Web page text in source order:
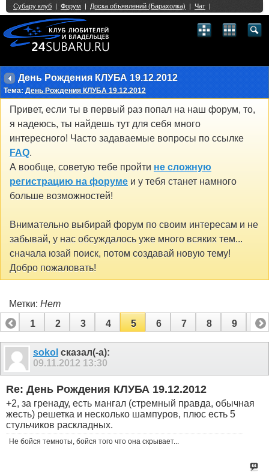
День Рождения КЛУБА 19.12.2012
Тема: День Рождения КЛУБА 19.12.2012
Привет, если ты в первый раз попал на наш форум, то,
я надеюсь, ты найдешь тут для себя много
интересного! Часто задаваемые вопросы по ссылке
FAQ.
А вообще, советую тебе пройти не сложную
регистрацию на форуме и у тебя станет намного
больше возможностей!
Внимательно выбирай форум по своим интересам и не
забывай, у нас обсуждалось уже много всяких тем...
сначала юзай поиск, потом создавай новую тему!
Добро пожаловать!
Метки: Нет
1
2 3 4 5 6 7 8 9 10
11 12 14
sokol сказал(-а):
09.11.2012 13:30
Re: День Рождения КЛУБА 19.12.2012
+2, за гренаду, есть мангал (стремный правда, обычная
жесть) решетка и несколько шампуров, плюс есть 5
стульчиков раскладных.
Не бойся темноты, бойся того что она скрывает...
Single Sign On provided byvBSSO
2 3 4 5 6 7 8 9 10 11 12 13 21 22 23 24 25 26
27 28 29 30 31 32 33 40 41 42 43